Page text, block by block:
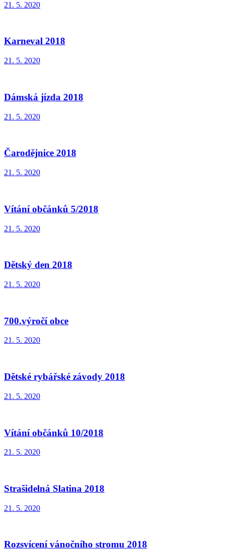
21. 5. 2020
Karneval 2018
21. 5. 2020
Dámská jízda 2018
21. 5. 2020
Čarodějnice 2018
21. 5. 2020
Vítání občánků 5/2018
21. 5. 2020
Dětský den 2018
21. 5. 2020
700.výročí obce
21. 5. 2020
Dětské rybářské závody 2018
21. 5. 2020
Vítání občánků 10/2018
21. 5. 2020
Strašidelná Slatina 2018
21. 5. 2020
Rozsvícení vánočního stromu 2018